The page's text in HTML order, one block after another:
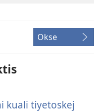
Okse
kuali tiyetoskej